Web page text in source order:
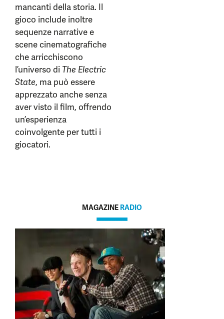
mancanti della storia. Il
gioco include inoltre
sequenze narrative e
scene cinematografiche
che arricchiscono
l’universo di The Electric
State, ma può essere
apprezzato anche senza
aver visto il film, offrendo
un’esperienza
coinvolgente per tutti i
giocatori.
MAGAZINE RADIO